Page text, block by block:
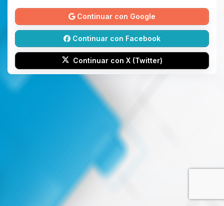
Continuar con Google
Continuar con Facebook
Continuar con X (Twitter)